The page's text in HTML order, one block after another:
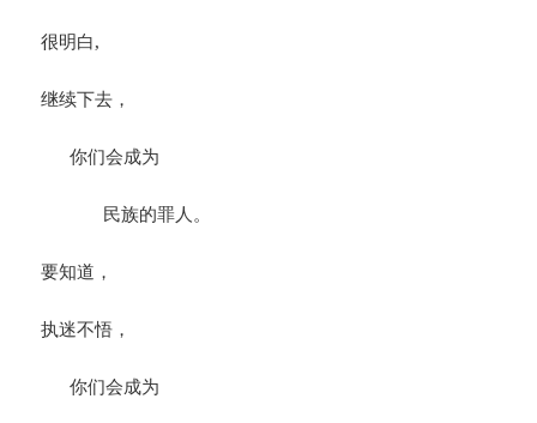
很明白,
继续下去，
你们会成为
民族的罪人。
要知道，
执迷不悟，
你们会成为